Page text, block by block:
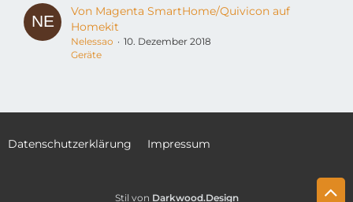
Von Magenta SmartHome/Quivicon auf
Homekit
Nelessao
10. Dezember 2018
Geräte
Datenschutzerklärung Impressum
Stil von Darkwood.Design